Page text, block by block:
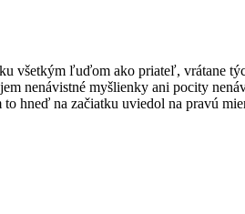
všetkým ľuďom ako priateľ, vrátane
nenávistné myšlienky ani pocity
hneď na začiatku uviedol na pravú